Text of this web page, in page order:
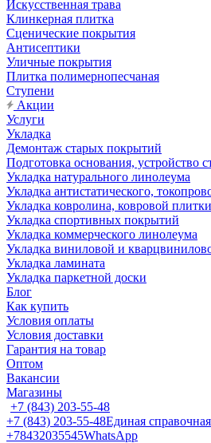
Искусственная трава
Клинкерная плитка
Сценические покрытия
Антисептики
Уличные покрытия
Плитка полимернопесчаная
Ступени
Акции
Услуги
Укладка
Демонтаж старых покрытий
Подготовка основания, устройство
Укладка натурального линолеума
Укладка антистатического,
Укладка ковролина, ковровой плитки
Укладка спортивных покрытий
Укладка коммерческого линолеума
Укладка виниловой и
Укладка ламината
Укладка паркетной доски
Блог
Как купить
Условия оплаты
Условия доставки
Гарантия на товар
Оптом
Вакансии
Магазины
+7 (843) 203-55-48
+7 (843) 203-55-48Единая справочная
+78432035545WhatsApp